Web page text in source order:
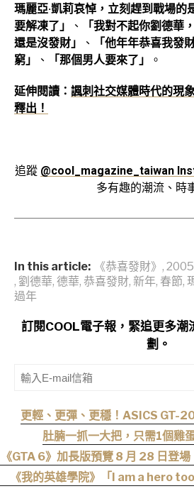
瑪麗亞·凱莉哀悼，立刻趕到戰場的
要解凍了」
、
「我對不起你劉德華
還是沒發財」
、
「他年年恭喜我發
窮」
、 「那個男人要來了」 。
延伸閱讀： 諷刺社交媒體時代的現
釋出！
追蹤 @cool_magazine_taiwan
多有趣的潮流、時
In this article: 《恭喜發財》 , 2005
, 劉德華, 德華, 恭喜發財, 新年, 春節,
過年
訂閱COOL電子報，緊追更多潮
劃。
更輕、更彈、更穩！ASICS GT-
肚腩一抓一大把，只需1個雞
《GTA 6》加長版預覽 8 月 28 日登
六小時首播
《我的英雄學院》「I am a hero